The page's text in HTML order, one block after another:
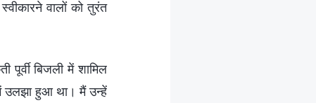
वालों को तुरंत
बिजली में शामिल
में उलझा हुआ था। मैं उन्हें